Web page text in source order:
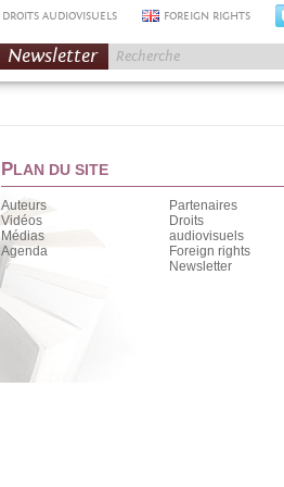
DROITS AUDIOVISUELS FOREIGN RIGHTS
Newsletter
PLAN DU SITE
Auteurs
Vidéos
Médias
Agenda
Partenaires
Droits
audiovisuels
Foreign rights
Newsletter